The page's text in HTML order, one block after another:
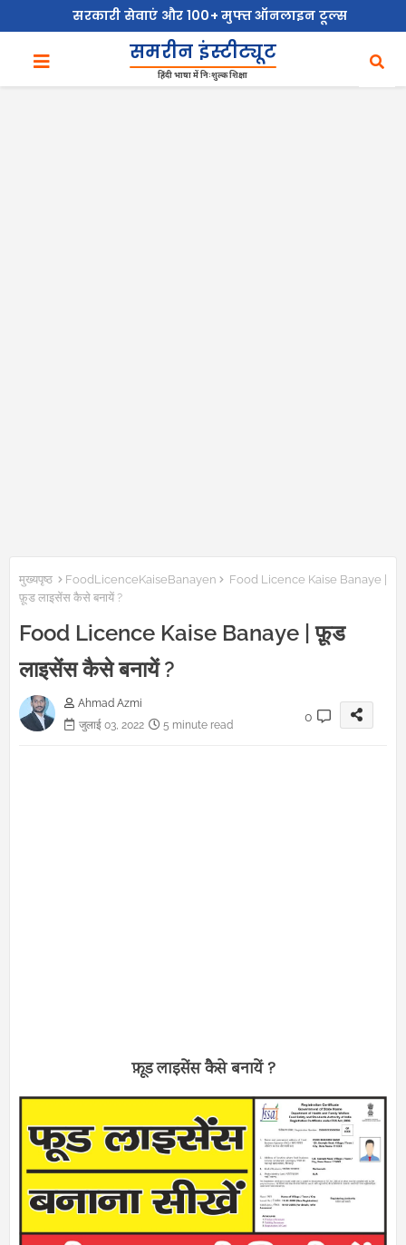
सरकारी सेवाएं और 100+ मुफ्त ऑनलाइन टूल्स
समरीन इंस्टीट्यूट
हिंदी भाषा में निःशुल्क शिक्षा
मुख्यपृष्ठ FoodLicenceKaiseBanayen
Food Licence Kaise Banaye |
फ़ूड लाइसेंस कैसे बनायें ?
Food Licence Kaise Banaye | फ़ूड
लाइसेंस कैसे बनायें ?
Ahmad Azmi
जुलाई 03, 2022
5 minute read
0
फ़ूड लाइसेंस कैसे बनायें ?